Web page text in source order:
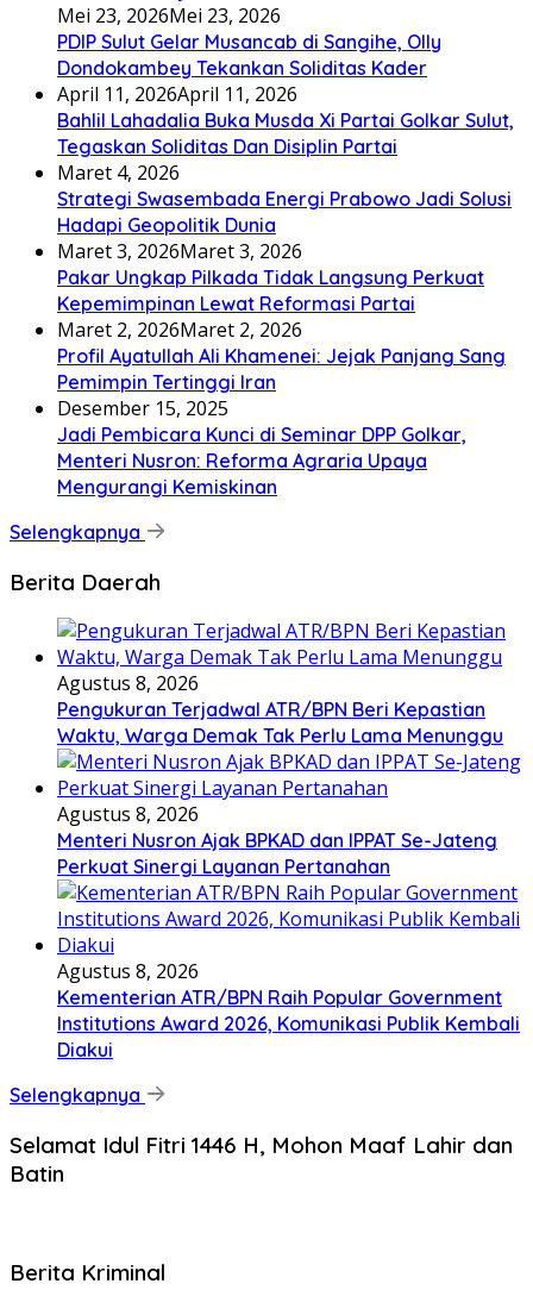
Mei 23, 2026Mei 23, 2026
PDIP Sulut Gelar Musancab di Sangihe, Olly
Dondokambey Tekankan Soliditas Kader
April 11, 2026April 11, 2026
Bahlil Lahadalia Buka Musda Xi Partai Golkar Sulut,
Tegaskan Soliditas Dan Disiplin Partai
Maret 4, 2026
Strategi Swasembada Energi Prabowo Jadi Solusi
Hadapi Geopolitik Dunia
Maret 3, 2026Maret 3, 2026
Pakar Ungkap Pilkada Tidak Langsung Perkuat
Kepemimpinan Lewat Reformasi Partai
Maret 2, 2026Maret 2, 2026
Profil Ayatullah Ali Khamenei: Jejak Panjang Sang
Pemimpin Tertinggi Iran
Desember 15, 2025
Jadi Pembicara Kunci di Seminar DPP Golkar,
Menteri Nusron: Reforma Agraria Upaya
Mengurangi Kemiskinan
Selengkapnya
Berita Daerah
Agustus 8, 2026
Pengukuran Terjadwal ATR/BPN Beri Kepastian
Waktu, Warga Demak Tak Perlu Lama Menunggu
Agustus 8, 2026
Menteri Nusron Ajak BPKAD dan IPPAT Se-Jateng
Perkuat Sinergi Layanan Pertanahan
Agustus 8, 2026
Kementerian ATR/BPN Raih Popular Government
Institutions Award 2026, Komunikasi Publik Kembali
Diakui
Selengkapnya
Selamat Idul Fitri 1446 H, Mohon Maaf Lahir dan
Batin
Berita Kriminal